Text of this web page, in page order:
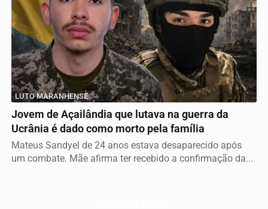
LUTO MARANHENSE
Jovem de Açailândia que lutava na guerra da
Ucrânia é dado como morto pela família
Mateus Sandyel de 24 anos estava desaparecido após
um combate. Mãe afirma ter recebido a confirmação da...